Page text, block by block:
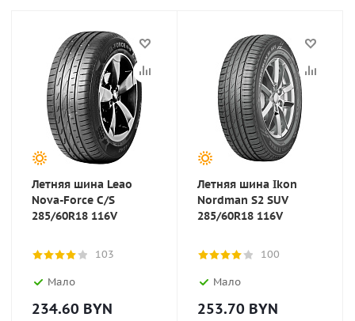
Летняя шина Leao
Nova-Force C/S
285/60R18 116V
103
Мало
234.60 BYN
Летняя шина Ikon
Nordman S2 SUV
285/60R18 116V
100
Мало
253.70 BYN